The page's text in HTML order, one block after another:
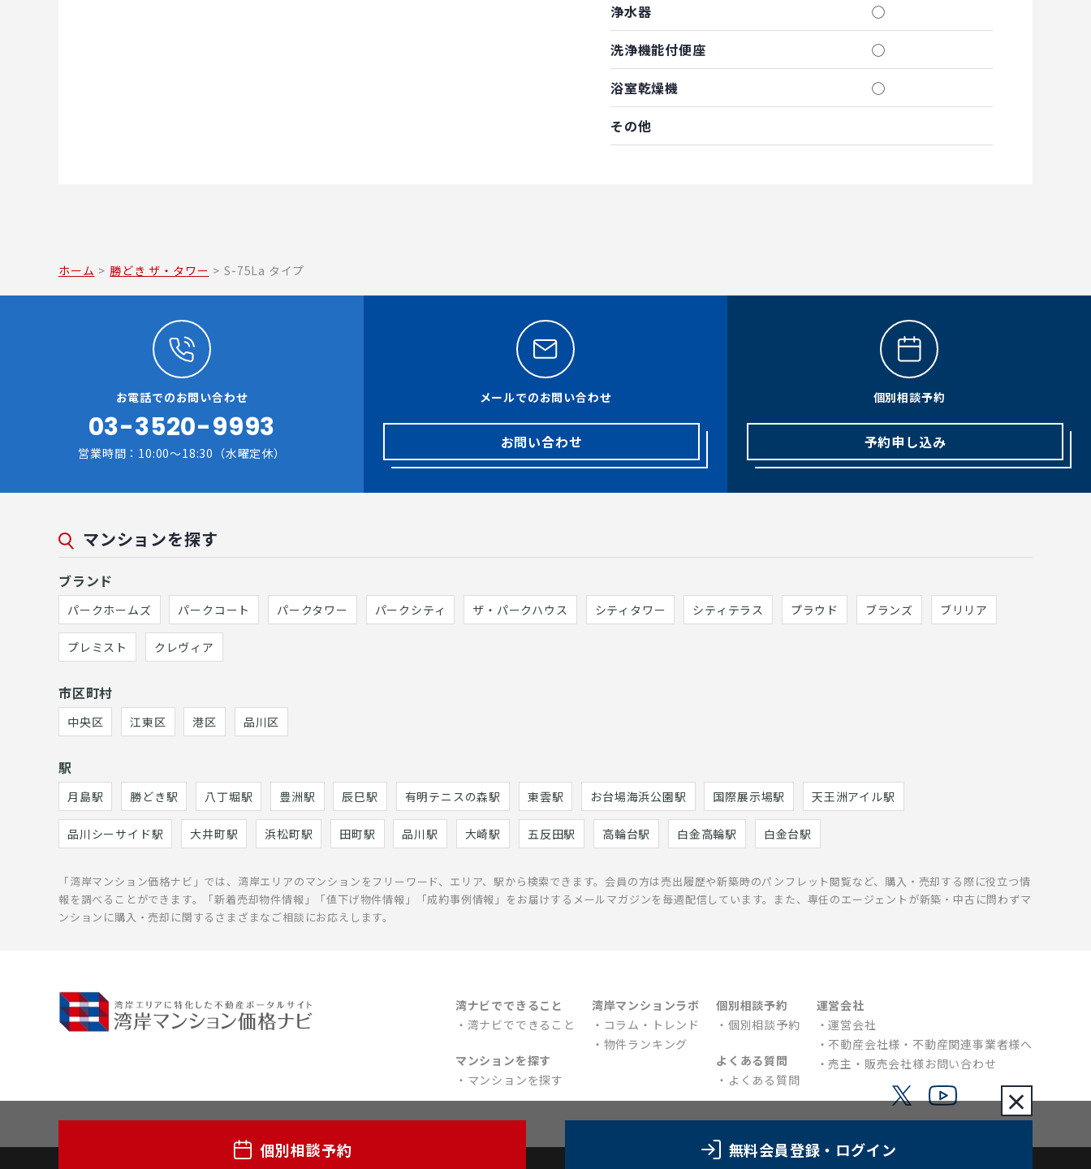
個別相談予約 無料会員登録 ・ログイン
×
浄水器
◯
洗浄機能付便座
◯
浴室乾燥機
◯
その他
ホーム > 勝どき ザ・タワー > S-75La タイプ
お電話でのお問い合わせ
03-3520-9993
営業時間：10:00～18:30（水曜定休）
メールでのお問い合わせ
お問い合わせ
個別相談予約
予約申し込み
マンションを探す
ブランド
パークホームズ パークコート パークタワー パークシティ ザ・パークハウス シティタワー シティテラス プラウド ブランズ ブリリア
プレミスト クレヴィア
市区町村
中央区 江東区 港区 品川区
駅
月島駅 勝どき駅 八丁堀駅 豊洲駅 辰巳駅 有明テニスの森駅 東雲駅 お台場海浜公園駅 国際展示場駅 天王洲アイル駅
品川シーサイド駅 大井町駅 浜松町駅 田町駅 品川駅 大崎駅 五反田駅 高輪台駅 白金高輪駅 白金台駅
「湾岸マンション価格ナビ」では、湾岸エリアのマンションをフリーワード、エリア、駅から検索できます。会員の方は売出履歴や新築時のパンフレット閲覧など、購入・売却する際に役立つ情
報を調べることができます。「新着売却物件情報」「値下げ物件情報」「成約事例情報」をお届けするメールマガジンを毎週配信しています。また、専任のエージェントが新築・中古に問わずマ
ンションに購入・売却に関するさまざまなご相談にお応えします。
湾ナビでできること
湾ナビでできること
マンションを探す
マンションを探す
湾岸マンションラボ
コラム・トレンド
物件ランキング
個別相談予約
個別相談予約
よくある質問
よくある質問
運営会社
運営会社
不動産会社様・不動産関連事業者様へ
売主・販売会社様お問い合わせ